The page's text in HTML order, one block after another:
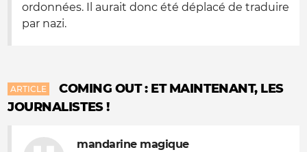
ordonnées. Il aurait donc été déplacé de traduire
par nazi.
ARTICLE
COMING OUT : ET MAINTENANT, LES
JOURNALISTES !
mandarine magique